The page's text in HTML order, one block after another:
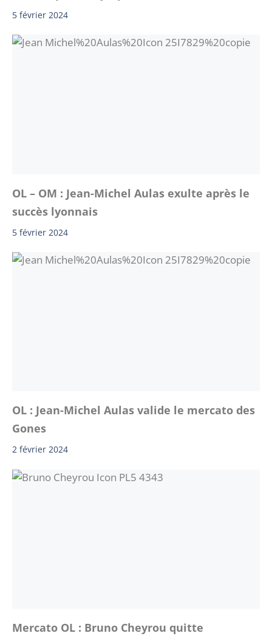
5 février 2024
OL – OM : Jean-Michel Aulas exulte après le
succès lyonnais
5 février 2024
OL : Jean-Michel Aulas valide le mercato des
Gones
2 février 2024
Mercato OL : Bruno Cheyrou quitte